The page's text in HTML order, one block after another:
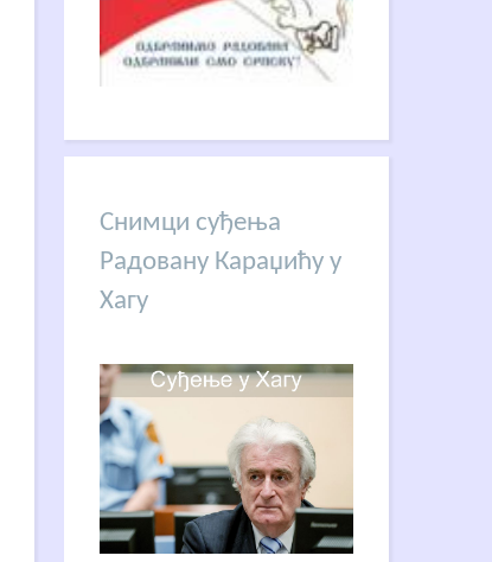
Снимци суђења
Радовану Караџићу у
Хагу